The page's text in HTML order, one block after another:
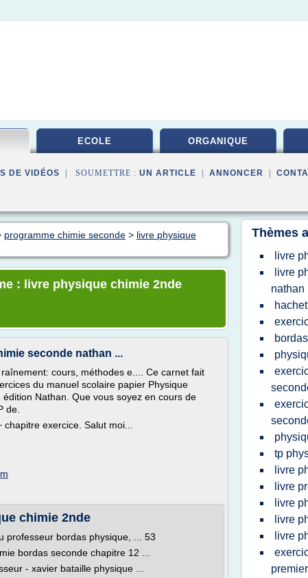
ECOLE ORGANIQUE
DE VIDÉOS | SOUMETTRE : UN ARTICLE ANNONCER
programme chimie seconde > livre physique
: livre physique chimie 2nde
seconde nathan ...
cours, méthodes e.... Ce carnet fait
du manuel scolaire papier Physique
Nathan. Que vous soyez en cours de
de.
exercice. Salut moi...
chimie 2nde
professeur bordas physique, ... 53
bordas seconde chapitre 12 ...
- xavier bataille physique ...
Thèmes
livre
livre
nathan
tp
livre
livre
livre
livre
livre